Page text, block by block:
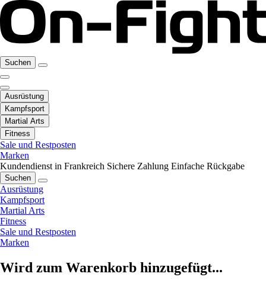
Suchen
Ausrüstung
Kampfsport
Martial Arts
Fitness
Sale und Restposten
Marken
Kundendienst in Frankreich Sichere Zahlung Einfache Rückgabe
Suchen
Ausrüstung
Kampfsport
Martial Arts
Fitness
Sale und Restposten
Marken
Wird zum Warenkorb hinzugefügt...